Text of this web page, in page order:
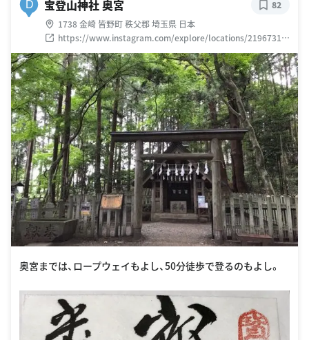
D 宝登山神社 奥宮
1738 金崎 皆野町 秩父郡 埼玉県 日本
https://www.instagram.com/explore/locations/21967314
0
82
奥宮までは、ロープウェイもよし、50分徒歩で登るのもよし。